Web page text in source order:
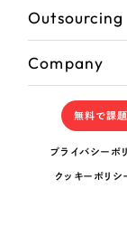
Outsourcing
Company
無料で課
プライバシーポ
クッキーポリシ